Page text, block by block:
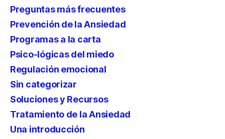
Preguntas más frecuentes
Prevención de la Ansiedad
Programas a la carta
Psico-lógicas del miedo
Regulación emocional
Sin categorizar
Soluciones y Recursos
Tratamiento de la Ansiedad
Una introducción